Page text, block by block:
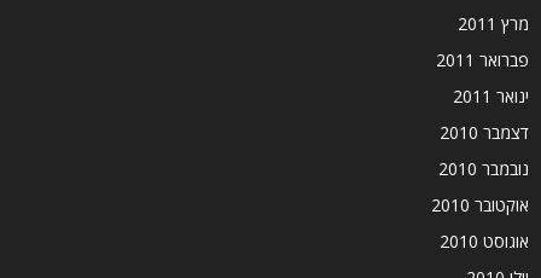
מרץ 2011
פברואר 2011
ינואר 2011
דצמבר 2010
נובמבר 2010
אוקטובר 2010
אוגוסט 2010